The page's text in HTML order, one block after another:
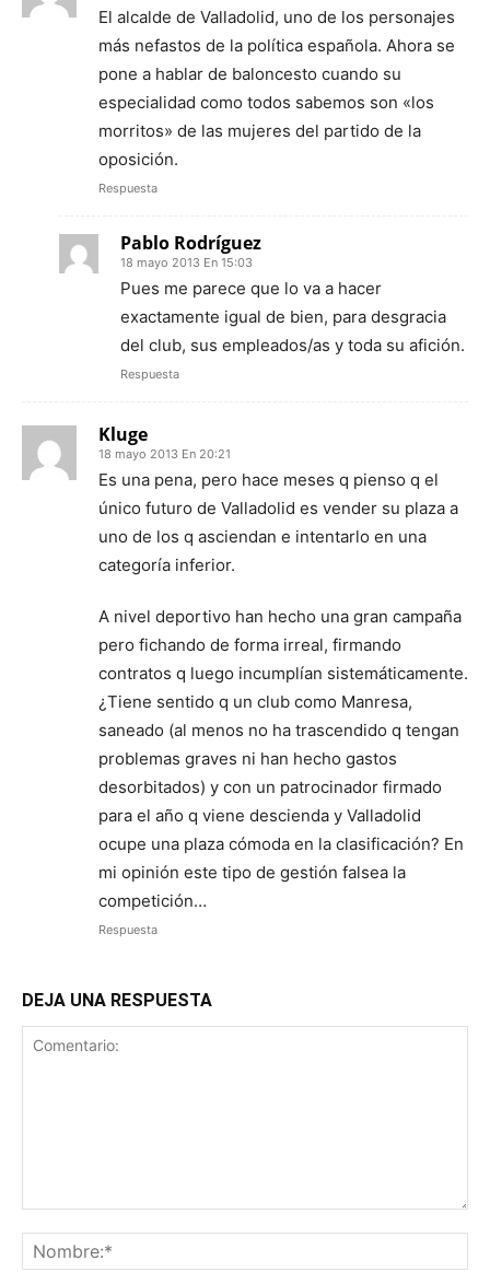
El alcalde de Valladolid, uno de los personajes
más nefastos de la política española. Ahora se
pone a hablar de baloncesto cuando su
especialidad como todos sabemos son «los
morritos» de las mujeres del partido de la
oposición.
Respuesta
Pablo Rodríguez
18 mayo 2013 En 15:03
Pues me parece que lo va a hacer
exactamente igual de bien, para desgracia
del club, sus empleados/as y toda su afición.
Respuesta
Kluge
18 mayo 2013 En 20:21
Es una pena, pero hace meses q pienso q el
único futuro de Valladolid es vender su plaza a
uno de los q asciendan e intentarlo en una
categoría inferior.
A nivel deportivo han hecho una gran campaña
pero fichando de forma irreal, firmando
contratos q luego incumplían sistemáticamente.
¿Tiene sentido q un club como Manresa,
saneado (al menos no ha trascendido q tengan
problemas graves ni han hecho gastos
desorbitados) y con un patrocinador firmado
para el año q viene descienda y Valladolid
ocupe una plaza cómoda en la clasificación? En
mi opinión este tipo de gestión falsea la
competición…
Respuesta
DEJA UNA RESPUESTA